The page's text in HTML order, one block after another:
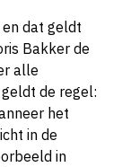
dat geldt
Bakker de
alle
de regel:
het
in de
in